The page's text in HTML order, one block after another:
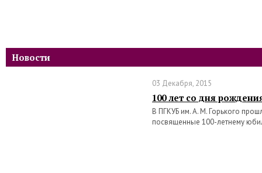
Новости
03 Декабря, 2015
100 лет со дня
В ПГКУБ им. А. М. Горького
посвященные 100-летнему